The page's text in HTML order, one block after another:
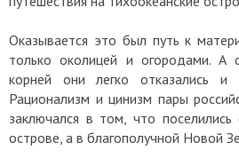
Оказывается это был путь к
только околицей и огородами. А
корней они легко отказались и
Рационализм и цинизм пары
заключался в том, что
острове, а в благополучной Новой